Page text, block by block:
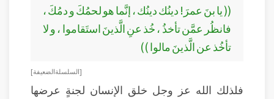
(( يا بنَ عمرَ! دينُك دينُك ، إنَّما هو لحمُكَ و دمُكَ ،
فانظُر عمَّن تأخذُ ، خُذ عنِ الَّذينَ استَقاموا ، و لا
تأخُذ عن الَّذينَ مالوا ))
[ السلسلة الضعيفة ]
فلذلك الله عز وجل خلق الإنسان لجنةٍ عرضها